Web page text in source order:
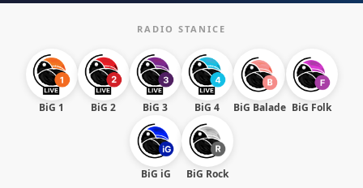
RADIO STANICE
BiG 1 BiG 2 BiG 3 BiG 4 BiG Balade BiG Folk
BiG iG BiG Rock